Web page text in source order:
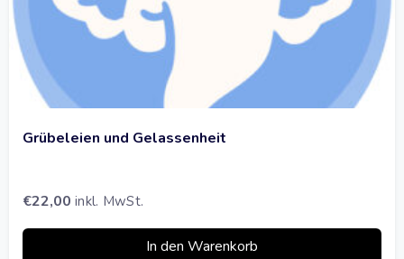
Grübeleien und Gelassenheit
€22,00 inkl. MwSt.
In den Warenkorb